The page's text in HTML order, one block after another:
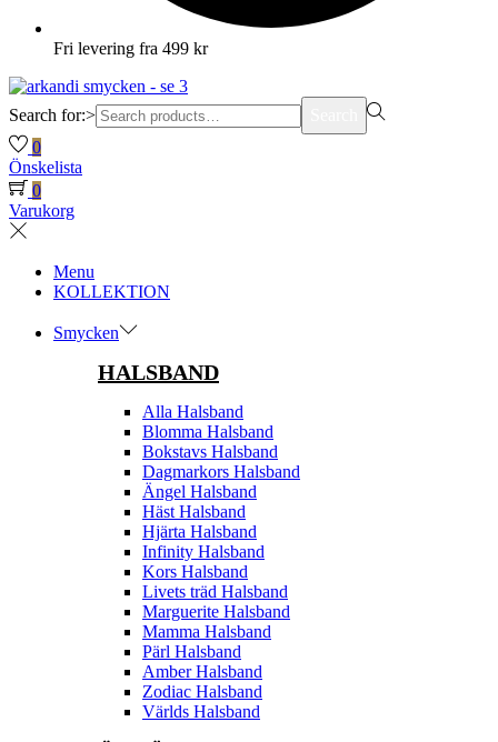
Fri levering fra 499 kr
Search for:>
0
Önskelista
0
Varukorg
Menu
KOLLEKTION
Smycken
HALSBAND
Alla Halsband
Blomma Halsband
Bokstavs Halsband
Dagmarkors Halsband
Ängel Halsband
Häst Halsband
Hjärta Halsband
Infinity Halsband
Kors Halsband
Livets träd Halsband
Marguerite Halsband
Mamma Halsband
Pärl Halsband
Amber Halsband
Zodiac Halsband
Världs Halsband